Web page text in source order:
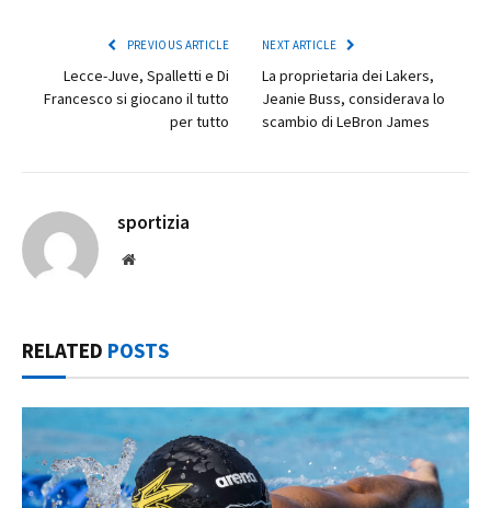
PREVIOUS ARTICLE
Lecce-Juve, Spalletti e Di
Francesco si giocano il tutto
per tutto
NEXT ARTICLE
La proprietaria dei Lakers,
Jeanie Buss, considerava lo
scambio di LeBron James
sportizia
Website
RELATED POSTS